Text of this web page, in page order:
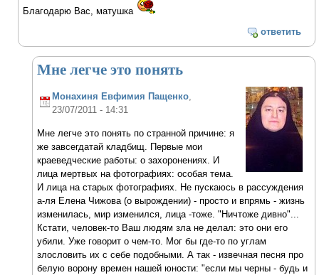
Благодарю Вас, матушка
ответить
Мне легче это понять
Монахиня Евфимия Пащенко,
23/07/2011 - 14:31
Мне легче это понять по странной причине: я
же завсегдатай кладбищ. Первые мои
краеведческие работы: о захоронениях. И
лица мертвых на фотографиях: особая тема.
И лица на старых фотографиях. Не пускаюсь в рассуждения
а-ля Елена Чижова (о вырождении) - просто и впрямь - жизнь
изменилась, мир изменился, лица -тоже. "Ничтоже дивно"...
Кстати, человек-то Ваш людям зла не делал: это они его
убили. Уже говорит о чем-то. Мог бы где-то по углам
злословить их с себе подобными. А так - извечная песня про
белую ворону времен нашей юности: "если мы черны - будь и